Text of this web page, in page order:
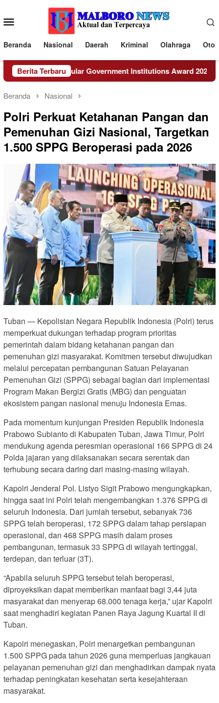
konten
Menu
Mobile
Beranda Nasional Daerah Kriminal Olahraga
Berita Terbaru
Raih Popular Government Institutions Award 2026 dari The
Beranda Nasional
Polri Perkuat Ketahanan Pangan dan
Pemenuhan Gizi Nasional, Targetkan
1.500 SPPG Beroperasi pada 2026
Tuban — Kepolisian Negara Republik Indonesia (Polri) terus
memperkuat dukungan terhadap program prioritas
pemerintah dalam bidang ketahanan pangan dan
pemenuhan gizi masyarakat. Komitmen tersebut diwujudkan
melalui percepatan pembangunan Satuan Pelayanan
Pemenuhan Gizi (SPPG) sebagai bagian dari implementasi
Program Makan Bergizi Gratis (MBG) dan penguatan
ekosistem pangan nasional menuju Indonesia Emas.
Pada momentum kunjungan Presiden Republik Indonesia
Prabowo Subianto di Kabupaten Tuban, Jawa Timur, Polri
mendukung agenda peresmian operasional 166 SPPG di 24
Polda jajaran yang dilaksanakan secara serentak dan
terhubung secara daring dari masing-masing wilayah.
Kapolri Jenderal Pol. Listyo Sigit Prabowo mengungkapkan,
hingga saat ini Polri telah mengembangkan 1.376 SPPG di
seluruh Indonesia. Dari jumlah tersebut, sebanyak 736
SPPG telah beroperasi, 172 SPPG dalam tahap persiapan
operasional, dan 468 SPPG masih dalam proses
pembangunan, termasuk 33 SPPG di wilayah tertinggal,
terdepan, dan terluar (3T).
“Apabila seluruh SPPG tersebut telah beroperasi,
diproyeksikan dapat memberikan manfaat bagi 3,44 juta
masyarakat dan menyerap 68.000 tenaga kerja,” ujar Kapolri
saat menghadiri kegiatan Panen Raya Jagung Kuartal II di
Tuban.
Kapolri menegaskan, Polri menargetkan pembangunan
1.500 SPPG pada tahun 2026 guna memperluas jangkauan
pelayanan pemenuhan gizi dan menghadirkan dampak nyata
terhadap peningkatan kesehatan serta kesejahteraan
masyarakat.